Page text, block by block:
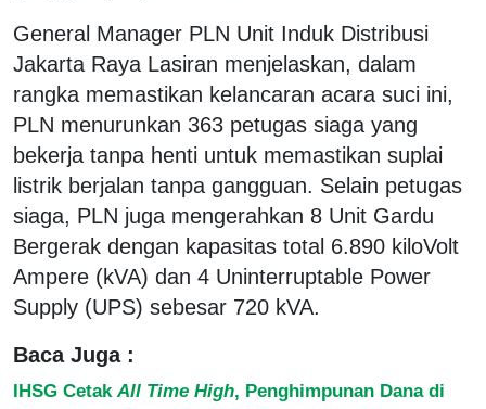
General Manager PLN Unit Induk Distribusi
Jakarta Raya Lasiran menjelaskan, dalam
rangka memastikan kelancaran acara suci ini,
PLN menurunkan 363 petugas siaga yang
bekerja tanpa henti untuk memastikan suplai
listrik berjalan tanpa gangguan. Selain petugas
siaga, PLN juga mengerahkan 8 Unit Gardu
Bergerak dengan kapasitas total 6.890 kiloVolt
Ampere (kVA) dan 4 Uninterruptable Power
Supply (UPS) sebesar 720 kVA.
Baca Juga :
IHSG Cetak All Time High, Penghimpunan Dana di